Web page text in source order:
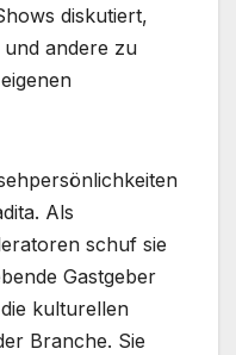
diskutiert,
und andere zu
Als
schuf sie
Gastgeber
kulturellen
Branche. Sie